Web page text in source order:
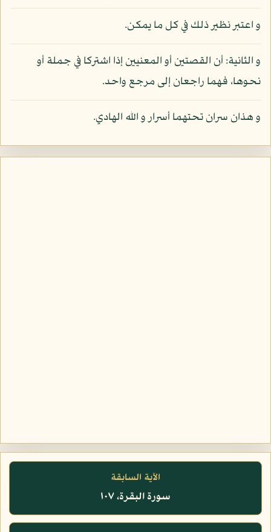
و اعتبر نظير ذلك في كل ما يمكن.
و الثانية: أن القصتين أو المعنيين إذا اشتركا في جملة أو
نحوها، فهما راجعان إلى مرجع واحد.
و هذان سران تحتهما أسرار و الله الهادي.
الآية السابقة
سورة البقرة، ١٠٧